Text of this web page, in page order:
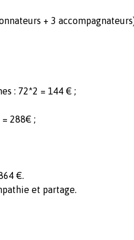
+ 3
: 72*2 = 144 € ;
288€ ;
€.
et partage.